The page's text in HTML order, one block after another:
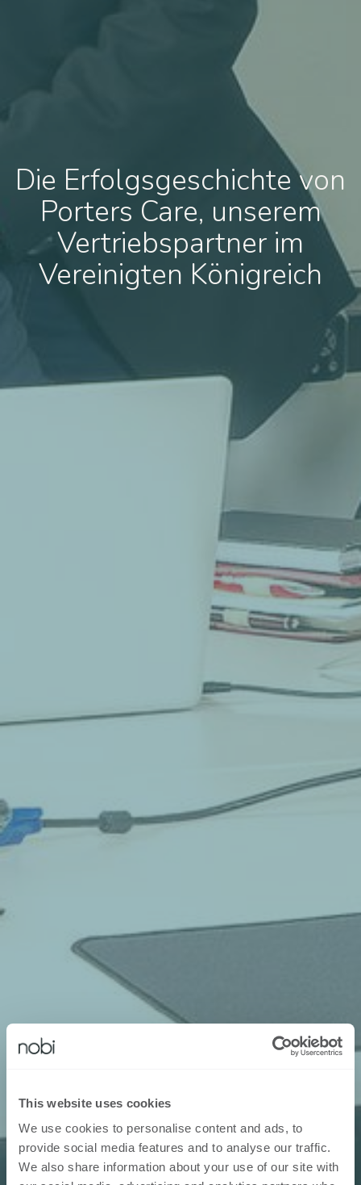
This website uses cookies
We use cookies to personalise content and ads, to
provide social media features and to analyse our traffic.
We also share information about your use of our site with
Die Erfolgsgeschichte von
Porters Care, unserem
Vertriebspartner im
Vereinigten Königreich